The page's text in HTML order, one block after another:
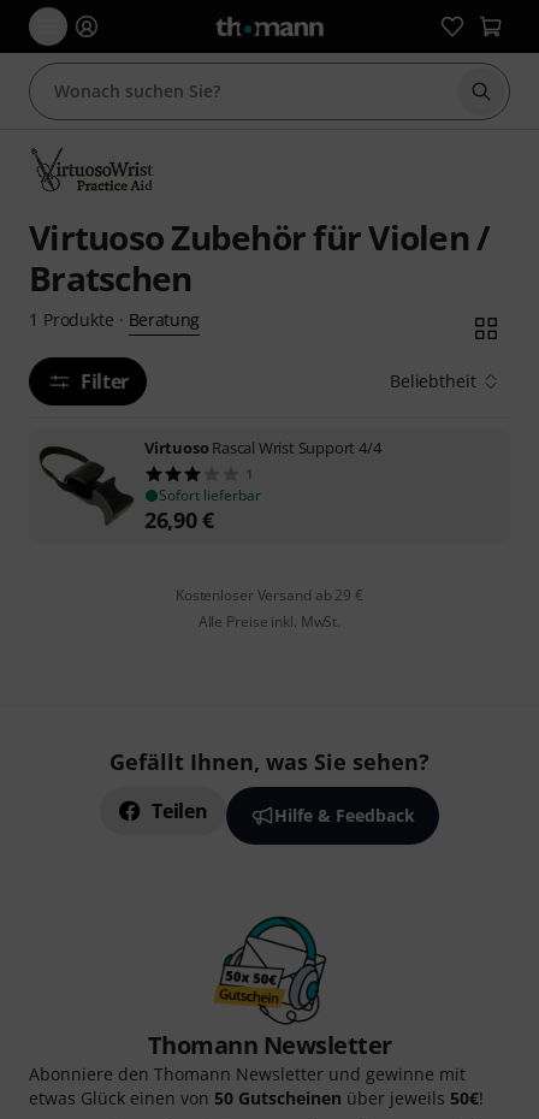
Suche
Virtuoso Zubehör für Violen /
Bratschen
1 Produkte · Beratung
Filter Beliebtheit
VirtuosoRascal Wrist Support 4/4
1
Sofort lieferbar
26,90€
Kostenloser Versand ab 29 €
Alle Preise inkl. MwSt.
Gefällt Ihnen, was Sie sehen?
Teilen Hilfe & Feedback
Thomann Newsletter
Abonniere den Thomann Newsletter und gewinne mit
etwas Glück einen von 50 Gutscheinen über jeweils 50€!